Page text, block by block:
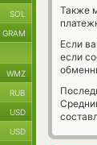
Также
Если
если
SOL
GRAM
WMZ
RUB
USD
USD